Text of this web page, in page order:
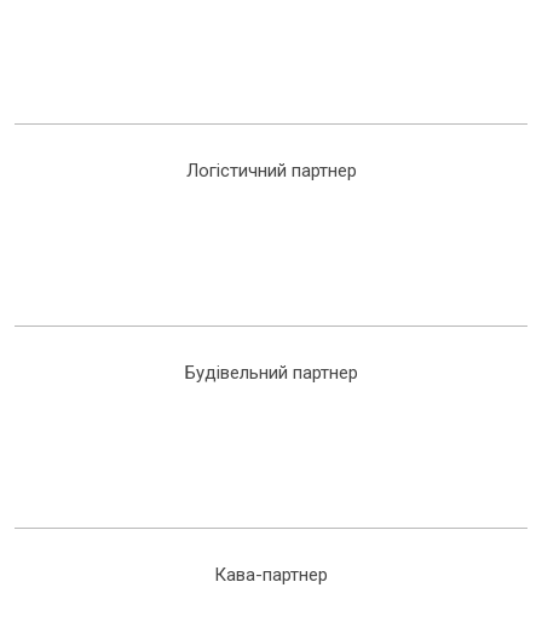
Логістичний партнер
Будівельний партнер
Кава-партнер